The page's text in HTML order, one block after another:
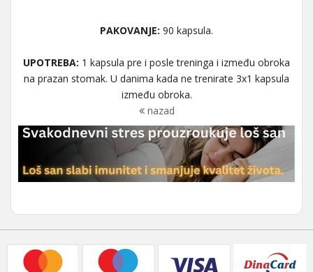
PAKOVANJE: 90 kapsula.
UPOTREBA: 1 kapsula pre i posle treninga i između obroka
na prazan stomak. U danima kada ne trenirate 3x1 kapsula
između obroka.
nazad